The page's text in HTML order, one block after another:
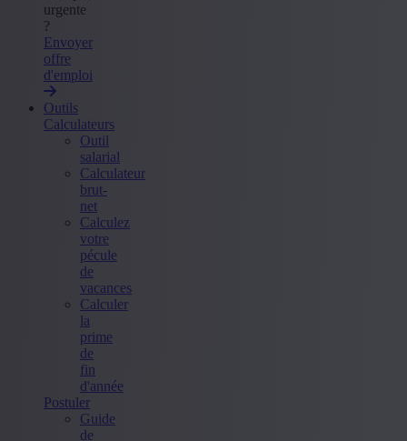
urgente
?
Envoyer
offre
d'emploi
Outils
Calculateurs
Outil
salarial
Calculateur
brut-
net
Calculez
votre
pécule
de
vacances
Calculer
la
prime
de
fin
d'année
Postuler
Guide
de